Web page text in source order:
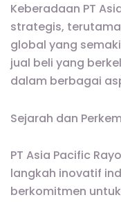
Keberadaan PT
strategis,
global yang
jual beli yang
dalam berbagai
Sejarah dan
PT Asia Pacific
langkah inovatif
berkomitmen